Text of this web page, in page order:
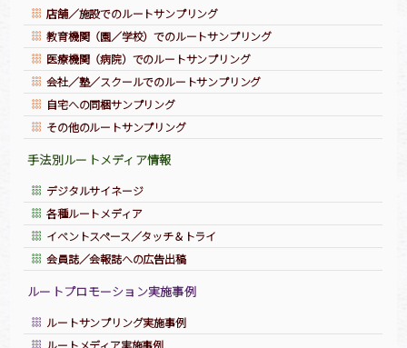
店舗／施設でのルートサンプリング
教育機関（園／学校）でのルートサンプリング
医療機関（病院）でのルートサンプリング
会社／塾／スクールでのルートサンプリング
自宅への同梱サンプリング
その他のルートサンプリング
手法別ルートメディア情報
デジタルサイネージ
各種ルートメディア
イベントスペース／タッチ＆トライ
会員誌／会報誌への広告出稿
ルートプロモーション実施事例
ルートサンプリング実施事例
ルートメディア実施事例